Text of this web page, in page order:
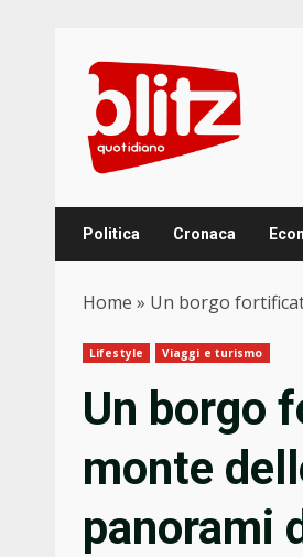
content
Politica Cronaca
Home » Un borgo
Lifestyle Viaggi e turismo
Un borgo
monte
panorami